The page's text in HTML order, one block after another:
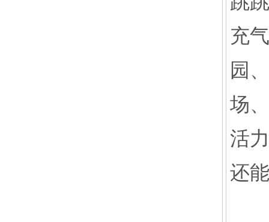
充
园
场
活
还